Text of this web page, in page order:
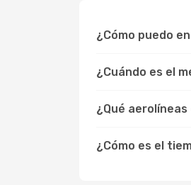
¿Cómo puedo
¿Cuándo es el
¿Qué
¿Cómo es el